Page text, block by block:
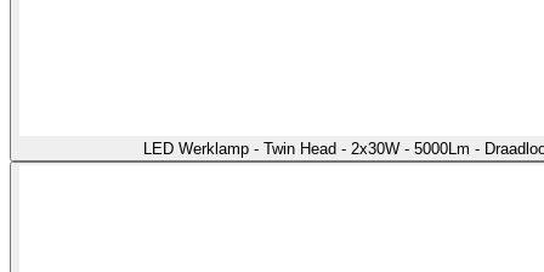
LED Werklamp - Twin Head - 2x30W - 5000Lm -